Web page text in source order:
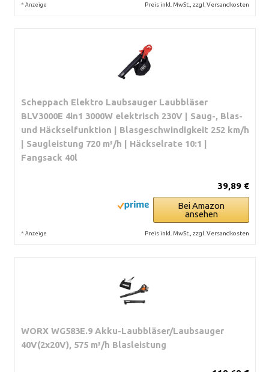
* Anzeige Preis inkl. MwSt., zzgl. Versandkosten
Scheppach Elektro Laubsauger Laubbläser
BLV3000E 4in1 3000W elektrisch 230V | Saug-, Blas-
und Häckselfunktion | Blasgeschwindigkeit 252 km/h
| Saugleistung 720 m³/h | Häckselrate 10:1 |
Fangsack 40l
39,89 €
Bei Amazon
ansehen
* Anzeige Preis inkl. MwSt., zzgl. Versandkosten
WORX WG583E.9 Akku-Laubbläser/Laubsauger
40V(2x20V), 575 m³/h Blasleistung